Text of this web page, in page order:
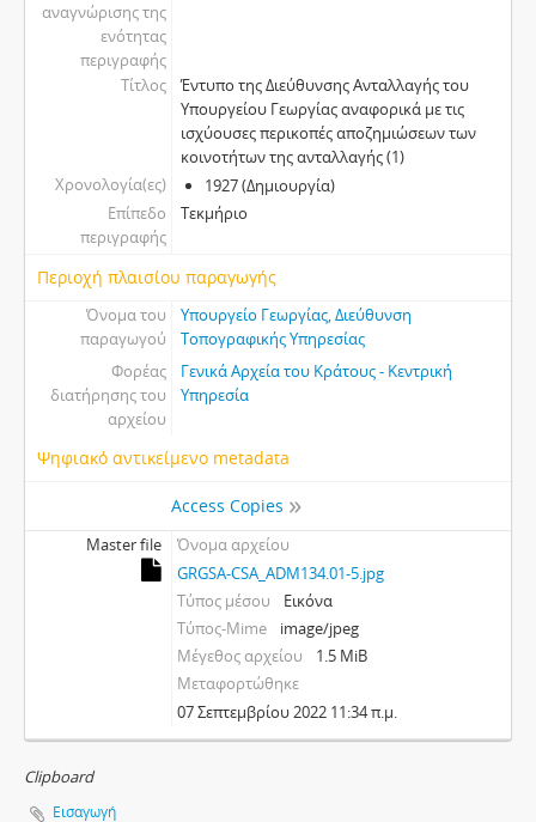
αναγνώρισης της
ενότητας
περιγραφής
Τίτλος
Έντυπο της Διεύθυνσης Ανταλλαγής του
Υπουργείου Γεωργίας αναφορικά με τις
ισχύουσες περικοπές αποζημιώσεων των
κοινοτήτων της ανταλλαγής (1)
Χρονολογία(ες)
1927 (Δημιουργία)
Επίπεδο
περιγραφής
Τεκμήριο
Περιοχή πλαισίου παραγωγής
Όνομα του
παραγωγού
Υπουργείο Γεωργίας, Διεύθυνση
Τοπογραφικής Υπηρεσίας
Φορέας
διατήρησης του
αρχείου
Γενικά Αρχεία του Κράτους - Κεντρική
Υπηρεσία
Ψηφιακό αντικείμενο metadata
Access Copies
Master file
Όνομα αρχείου
GRGSA-CSA_ADM134.01-5.jpg
Τύπος μέσου
Εικόνα
Τύπος-Mime
image/jpeg
Μέγεθος αρχείου
1.5 MiB
Μεταφορτώθηκε
07 Σεπτεμβρίου 2022 11:34 π.μ.
Clipboard
Εισαγωγή